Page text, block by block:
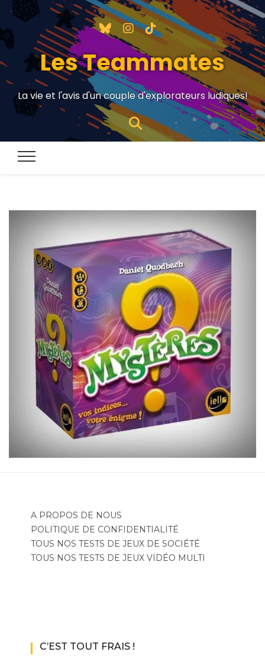
Les Teammates
La vie et l'avis d'un couple d'explorateurs ludiques!
A PROPOS DE NOUS
POLITIQUE DE CONFIDENTIALITÉ
TOUS NOS TESTS DE JEUX DE SOCIÉTÉ
TOUS NOS TESTS DE JEUX VIDÉO MULTI
C’EST TOUT FRAIS !